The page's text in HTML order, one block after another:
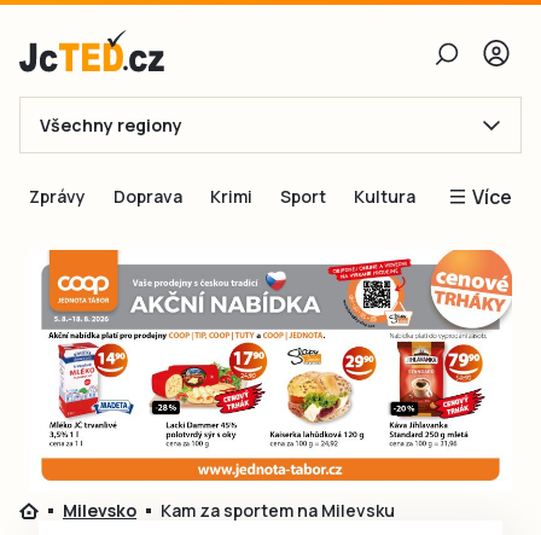
E-mail
Obnovit heslo
Přihlásit se
Přihlásit se přes Facebook
Ještě nemám účet, chci seRegistrovat
Všechny regiony
Zprávy Doprava Krimi Sport Kultura Více
Inspirace
Čtenáři píší
Speciální přílohy
Inzerce
Milevsko Kam za sportem na Milevsku